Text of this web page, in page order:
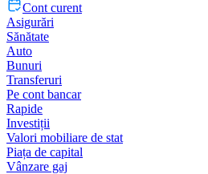
Cont curent
Asigurări
Sănătate
Auto
Bunuri
Transferuri
Pe cont bancar
Rapide
Investiții
Valori mobiliare de stat
Piața de capital
Vânzare gaj